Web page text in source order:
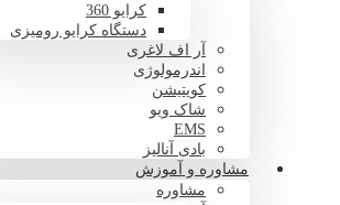
کرایو 360
دستگاه کرایو رومیزی
آر اف لاغری
اندرمولوژی
کویتیشن
شاک ویو
EMS
بادی آنالیز
مشاوره و آموزش
مشاوره